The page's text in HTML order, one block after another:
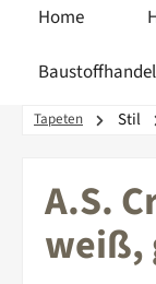
Home
Tapeten Stil
A.S.
weiß,